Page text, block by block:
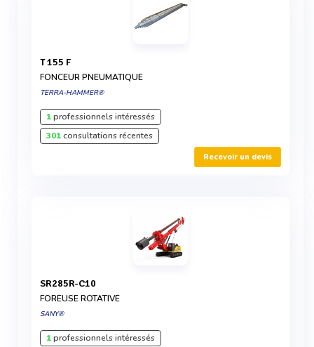
T 155 F
FONCEUR PNEUMATIQUE
TERRA-HAMMER®
1professionnels intéressés
301consultations récentes
Recevoir un devis
SR285R-C10
FOREUSE ROTATIVE
SANY®
1professionnels intéressés